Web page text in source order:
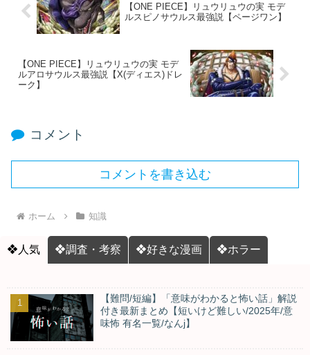
【ONE PIECE】リュウリュウの実 モデ
ルスピノサウルス最強説【ページワン】
【ONE PIECE】リュウリュウの実 モデ
ルアロサウルス最強説【X(ディエス)ドレ
ーク】
コメント
コメントを書き込む
ホーム 知識
❖人気 ❖調査・考察 ❖好きな漫画 ❖ホラー
【難問/短編】「意味がわかると怖い話」解説
付き最新まとめ【短いけど難しい/2025年/意
味怖 有名一覧/なんj】